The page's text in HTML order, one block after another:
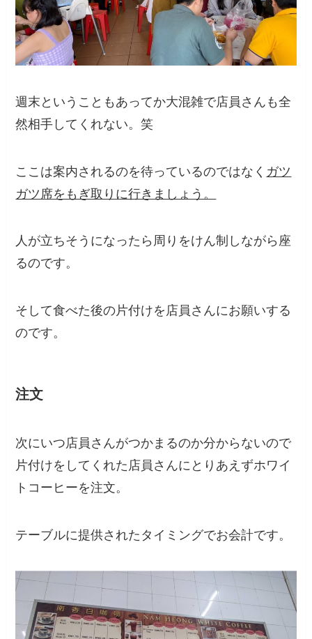
週末ということもあってか大混雑で店員さんも全
然相手してくれない。笑
ここは案内されるのを待っているのではなく ガツ
ガツ席をもぎ取りに行きましょう。
人が立ちそうになったら周りをけん制しながら座
るのです。
そして食べた後の片付けを店員さんにお願いする
のです。
注文
次にいつ店員さんがつかまるのか分からないので
片付けをしてくれた店員さんにとりあえずホワイ
トコーヒーを注文。
テーブルに提供されたタイミングでお会計です。